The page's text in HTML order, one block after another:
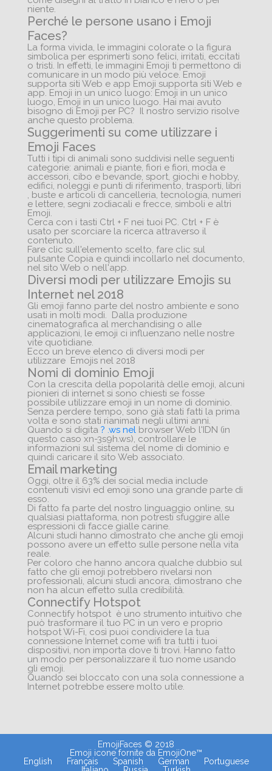
niente.
Perché le persone usano i Emoji
Faces?
La forma vivida, le immagini colorate o la figura
simbolica per esprimerti sono felici, irritati, eccitati
o tristi. In effetti, le immagini Emoji ti permettono di
comunicare in un modo più veloce. Emoji
supporta siti Web e app Emoji supporta siti Web e
app. Emoji in un unico luogo: Emoji in un unico
luogo, Emoji in un unico luogo. Hai mai avuto
bisogno di Emoji per PC? Il nostro servizio risolve
anche questo problema.
Suggerimenti su come utilizzare i
Emoji Faces
Tutti i tipi di animali sono suddivisi nelle seguenti
categorie: animali e piante, fiori e fiori, moda e
accessori, cibo e bevande, sport, giochi e hobby,
edifici, noleggi e punti di riferimento, trasporti, libri
, buste e articoli di cancelleria, tecnologia, numeri
e lettere, segni zodiacali e frecce, simboli e altri
Emoji.
Cerca con i tasti Ctrl + F nei tuoi PC. Ctrl + F è
usato per scorciare la ricerca attraverso il
contenuto.
Fare clic sull'elemento scelto, fare clic sul
pulsante Copia e quindi incollarlo nel documento,
nel sito Web o nell'app.
Diversi modi per utilizzare Emojis su
Internet nel 2018
Gli emoji fanno parte del nostro ambiente e sono
usati in molti modi. Dalla produzione
cinematografica al merchandising o alle
applicazioni, le emoji ci influenzano nelle nostre
vite quotidiane.
Ecco un breve elenco di diversi modi per
utilizzare Emojis nel 2018
Nomi di dominio Emoji
Con la crescita della popolarità delle emoji, alcuni
pionieri di internet si sono chiesti se fosse
possibile utilizzare emoji in un nome di dominio.
Senza perdere tempo, sono già stati fatti la prima
volta e sono stati rianimati negli ultimi anni.
Quando si digita ? .ws nel browser Web l'IDN (in
questo caso xn-3s9h.ws), controllare le
informazioni sul sistema del nome di dominio e
quindi caricare il sito Web associato.
Email marketing
Oggi, oltre il 63% dei social media include
contenuti visivi ed emoji sono una grande parte di
esso.
Di fatto fa parte del nostro linguaggio online, su
qualsiasi piattaforma, non potresti sfuggire alle
espressioni di facce gialle carine.
Alcuni studi hanno dimostrato che anche gli emoji
possono avere un effetto sulle persone nella vita
reale.
Per coloro che hanno ancora qualche dubbio sul
fatto che gli emoji potrebbero rivelarsi non
professionali, alcuni studi ancora, dimostrano che
non ha alcun effetto sulla credibilità.
Connectify Hotspot
Connectify hotspot è uno strumento intuitivo che
può trasformare il tuo PC in un vero e proprio
hotspot Wi-Fi, così puoi condividere la tua
connessione Internet come wifi tra tutti i tuoi
dispositivi, non importa dove ti trovi. Hanno fatto
un modo per personalizzare il tuo nome usando
gli emoji.
Quando sei bloccato con una sola connessione a
Internet potrebbe essere molto utile.
EmojiFaces © 2018
Emoji icone fornite da EmojiOne™
English
Français Spanish German
Portuguese